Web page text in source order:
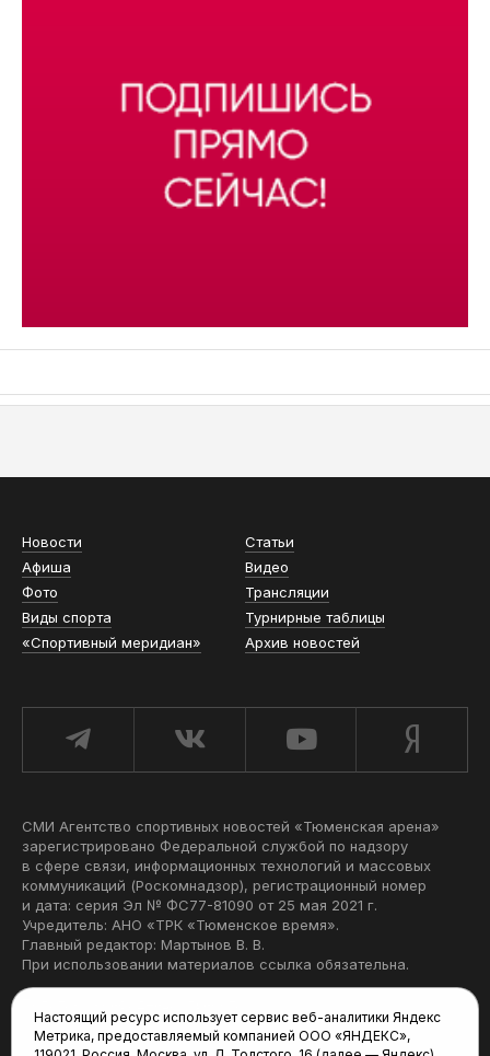
Новости
Статьи
Афиша
Видео
Фото
Трансляции
Виды спорта
Турнирные таблицы
«Спортивный меридиан»
Архив новостей
СМИ Агентство спортивных новостей «Тюменская арена»
зарегистрировано Федеральной службой по надзору
в сфере связи, информационных технологий и массовых
коммуникаций (Роскомнадзор), регистрационный номер
и дата: серия Эл № ФС77-81090 от 25 мая 2021 г.
Учредитель: АНО «ТРК «Тюменское время».
Главный редактор: Мартынов В. В.
При использовании материалов ссылка обязательна.
Редакция:
Настоящий ресурс использует сервис веб-аналитики Яндекс
Метрика, предоставляемый компанией ООО «ЯНДЕКС»,